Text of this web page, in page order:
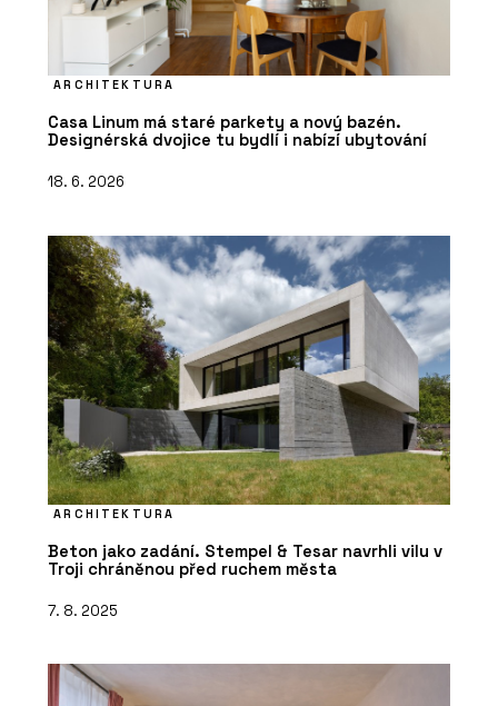
ARCHITEKTURA
Casa Linum má staré parkety a nový bazén.
Designérská dvojice tu bydlí i nabízí ubytování
18. 6. 2026
ARCHITEKTURA
Beton jako zadání. Stempel & Tesar navrhli vilu v
Troji chráněnou před ruchem města
7. 8. 2025